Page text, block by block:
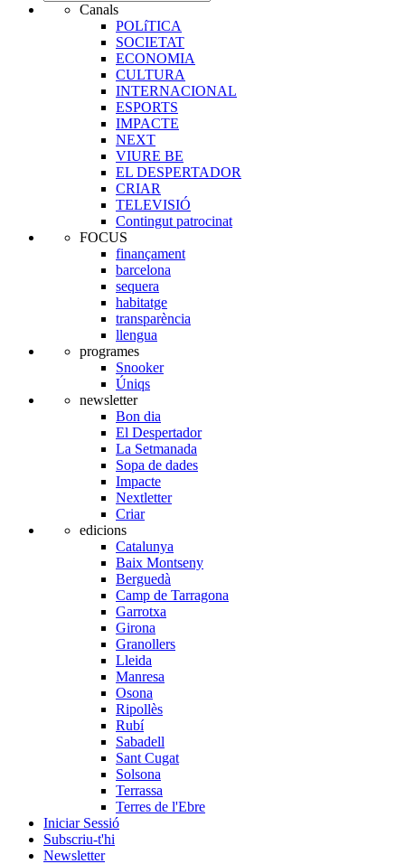
Canals
POLíTICA
SOCIETAT
ECONOMIA
CULTURA
INTERNACIONAL
ESPORTS
IMPACTE
NEXT
VIURE BE
EL DESPERTADOR
CRIAR
TELEVISIÓ
Contingut patrocinat
FOCUS
finançament
barcelona
sequera
habitatge
transparència
llengua
programes
Snooker
Úniqs
newsletter
Bon dia
El Despertador
La Setmanada
Sopa de dades
Impacte
Nextletter
Criar
edicions
Catalunya
Baix Montseny
Berguedà
Camp de Tarragona
Garrotxa
Girona
Granollers
Lleida
Manresa
Osona
Ripollès
Rubí
Sabadell
Sant Cugat
Solsona
Terrassa
Terres de l'Ebre
Iniciar Sessió
Subscriu-t'hi
Newsletter